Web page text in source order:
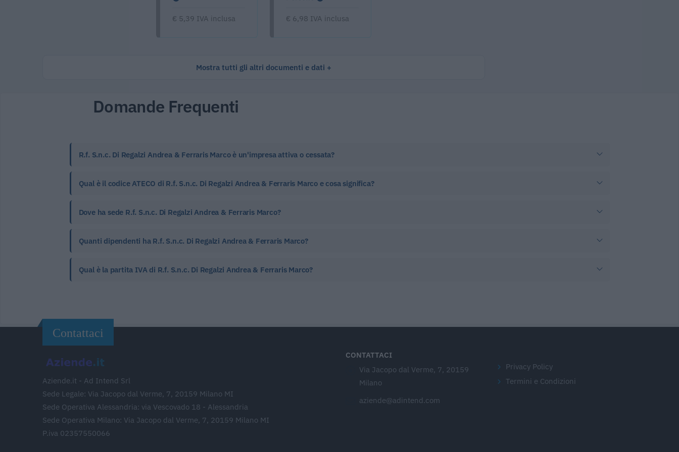
€ 5,39 IVA inclusa € 6,98 IVA inclusa
Mostra tutti gli altri documenti e dati
Domande Frequenti
R.f. S.n.c. Di Regalzi Andrea & Ferraris Marco è un'impresa attiva o cessata?
Qual è il codice ATECO di R.f. S.n.c. Di Regalzi Andrea & Ferraris Marco e cosa significa?
Dove ha sede R.f. S.n.c. Di Regalzi Andrea & Ferraris Marco?
Quanti dipendenti ha R.f. S.n.c. Di Regalzi Andrea & Ferraris Marco?
Qual è la partita IVA di R.f. S.n.c. Di Regalzi Andrea & Ferraris Marco?
Contattaci
Aziende.it - Ad Intend Srl
Sede Legale: Via Jacopo dal Verme, 7, 20159 Milano MI
Sede Operativa Alessandria: via Vescovado 18 - Alessandria
Sede Operativa Milano: Via Jacopo dal Verme, 7, 20159 Milano MI
P.iva 02357550066
CONTATTACI
Via Jacopo dal Verme, 7, 20159
Milano
aziende@adintend.com
Privacy Policy
Termini e Condizioni